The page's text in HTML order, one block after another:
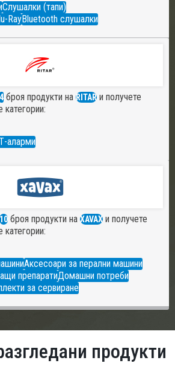
Слушалки (тапи)
RayBluetooth слушалки
4 броя продукти на RITAR и получете
категории:
аларми
10 броя продукти на XAVAX и получете
категории:
Аксесоари за перални машини
препаратиДомашни потреби
за сервиране
продукти